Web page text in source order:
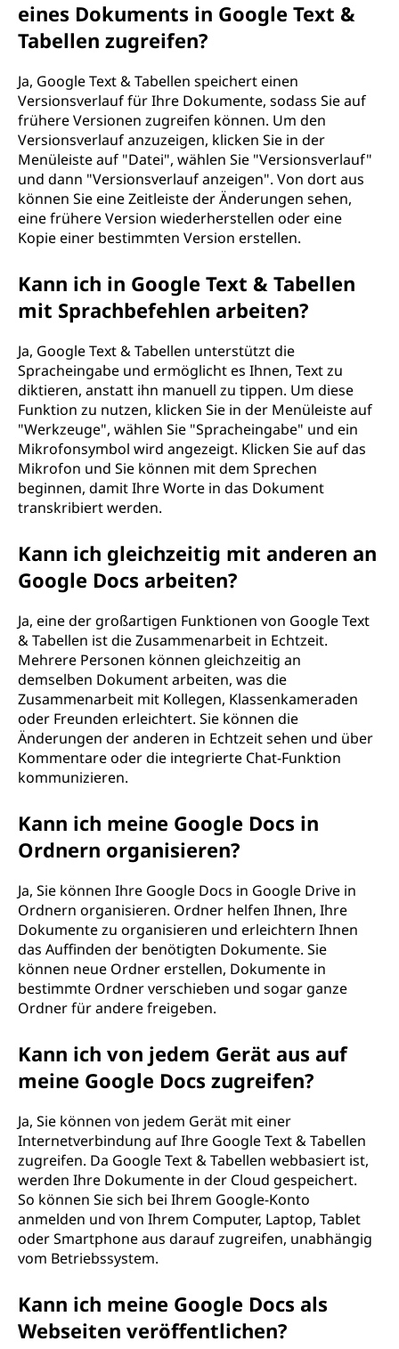
eines Dokuments in Google Text &
Tabellen zugreifen?
Ja, Google Text & Tabellen speichert einen
Versionsverlauf für Ihre Dokumente, sodass Sie auf
frühere Versionen zugreifen können. Um den
Versionsverlauf anzuzeigen, klicken Sie in der
Menüleiste auf "Datei", wählen Sie "Versionsverlauf"
und dann "Versionsverlauf anzeigen". Von dort aus
können Sie eine Zeitleiste der Änderungen sehen,
eine frühere Version wiederherstellen oder eine
Kopie einer bestimmten Version erstellen.
Kann ich in Google Text & Tabellen
mit Sprachbefehlen arbeiten?
Ja, Google Text & Tabellen unterstützt die
Spracheingabe und ermöglicht es Ihnen, Text zu
diktieren, anstatt ihn manuell zu tippen. Um diese
Funktion zu nutzen, klicken Sie in der Menüleiste auf
"Werkzeuge", wählen Sie "Spracheingabe" und ein
Mikrofonsymbol wird angezeigt. Klicken Sie auf das
Mikrofon und Sie können mit dem Sprechen
beginnen, damit Ihre Worte in das Dokument
transkribiert werden.
Kann ich gleichzeitig mit anderen an
Google Docs arbeiten?
Ja, eine der großartigen Funktionen von Google Text
& Tabellen ist die Zusammenarbeit in Echtzeit.
Mehrere Personen können gleichzeitig an
demselben Dokument arbeiten, was die
Zusammenarbeit mit Kollegen, Klassenkameraden
oder Freunden erleichtert. Sie können die
Änderungen der anderen in Echtzeit sehen und über
Kommentare oder die integrierte Chat-Funktion
kommunizieren.
Kann ich meine Google Docs in
Ordnern organisieren?
Ja, Sie können Ihre Google Docs in Google Drive in
Ordnern organisieren. Ordner helfen Ihnen, Ihre
Dokumente zu organisieren und erleichtern Ihnen
das Auffinden der benötigten Dokumente. Sie
können neue Ordner erstellen, Dokumente in
bestimmte Ordner verschieben und sogar ganze
Ordner für andere freigeben.
Kann ich von jedem Gerät aus auf
meine Google Docs zugreifen?
Ja, Sie können von jedem Gerät mit einer
Internetverbindung auf Ihre Google Text & Tabellen
zugreifen. Da Google Text & Tabellen webbasiert ist,
werden Ihre Dokumente in der Cloud gespeichert.
So können Sie sich bei Ihrem Google-Konto
anmelden und von Ihrem Computer, Laptop, Tablet
oder Smartphone aus darauf zugreifen, unabhängig
vom Betriebssystem.
Kann ich meine Google Docs als
Webseiten veröffentlichen?